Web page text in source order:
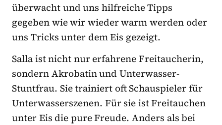
überwacht und uns hilfreiche Tipps
gegeben wie wir wieder warm werden oder
uns Tricks unter dem Eis gezeigt.
Salla ist nicht nur erfahrene Freitaucherin,
sondern Akrobatin und Unterwasser-
Stuntfrau. Sie trainiert oft Schauspieler für
Unterwasserszenen. Für sie ist Freitauchen
unter Eis die pure Freude. Anders als bei